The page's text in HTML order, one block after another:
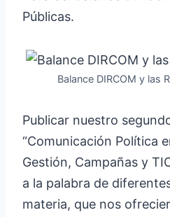
Públicas.
Balance DIRCOM y las
Publicar nuestro
“Comunicación Política
Gestión, Campañas y
a la palabra de
materia, que nos